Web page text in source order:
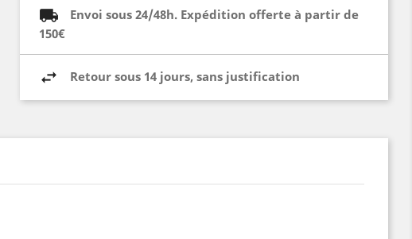
Envoi sous 24/48h. Expédition offerte à partir de
150€
Retour sous 14 jours, sans justification